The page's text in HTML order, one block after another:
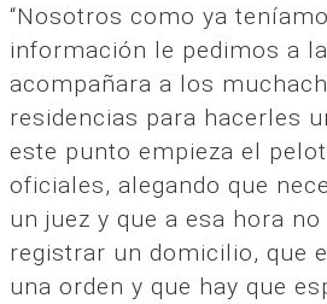
“Nosotros como ya
información le pedimos a
acompañara a los
residencias para hacerles
este punto empieza el
oficiales, alegando que
un juez y que a esa hora no
registrar un domicilio, que
una orden y que hay que